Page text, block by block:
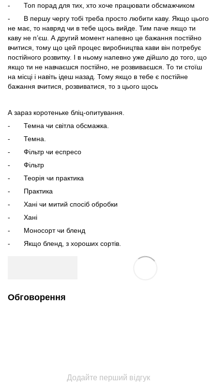
- Топ порад для тих, хто хоче працювати обсмажчиком
- В першу чергу тобі треба просто любити каву. Якщо цього
не має, то навряд чи в тебе щось вийде. Тим паче якщо ти
каву не п’єш. А другий момент напевно це бажання постійно
вчитися, тому що цей процес виробництва кави він потребує
постійного розвитку. І в ньому напевно уже дійшло до того, що
якщо ти не навчаєшся постійно, не розвиваєшся. То ти стоїш
на місці і навіть ідеш назад. Тому якщо в тебе є постійне
бажання вчитися, розвиватися, то з цього щось
А зараз коротеньке бліц-опитування.
- Темна чи світла обсмажка.
- Темна.
- Фільтр чи еспресо
- Фільтр
- Теорія чи практика
- Практика
- Хані чи митий спосіб обробки
- Хані
- Моносорт чи бленд
- Якщо бленд, з хороших сортів.
Обговорення
Додайте перший відгук